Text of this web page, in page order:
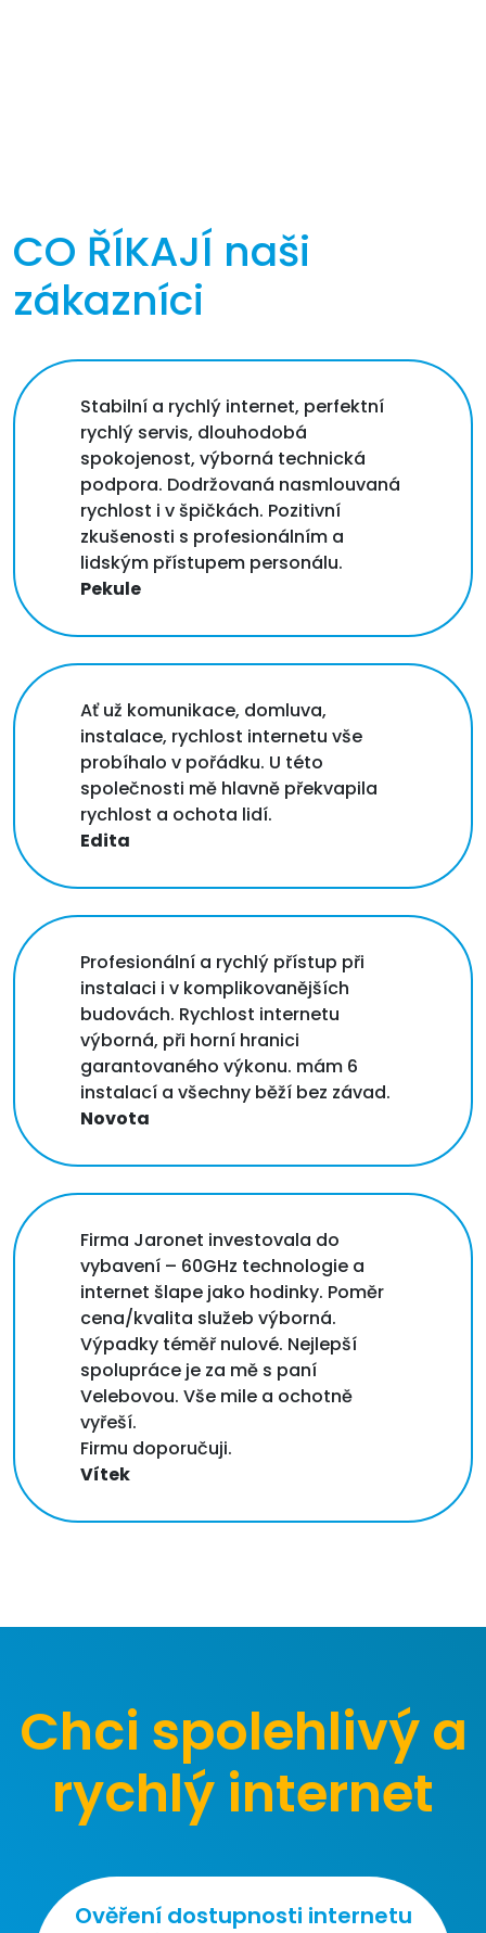
CO ŘÍKAJÍ naši
zákazníci
Stabilní a rychlý internet, perfektní
rychlý servis, dlouhodobá
spokojenost, výborná technická
podpora. Dodržovaná nasmlouvaná
rychlost i v špičkách. Pozitivní
zkušenosti s profesionálním a
lidským přístupem personálu.
Pekule
Ať už komunikace, domluva,
instalace, rychlost internetu vše
probíhalo v pořádku. U této
společnosti mě hlavně překvapila
rychlost a ochota lidí.
Edita
Profesionální a rychlý přístup při
instalaci i v komplikovanějších
budovách. Rychlost internetu
výborná, při horní hranici
garantovaného výkonu. mám 6
instalací a všechny běží bez závad.
Novota
Firma Jaronet investovala do
vybavení – 60GHz technologie a
internet šlape jako hodinky. Poměr
cena/kvalita služeb výborná.
Výpadky téměř nulové. Nejlepší
spolupráce je za mě s paní
Velebovou. Vše mile a ochotně
vyřeší.
Firmu doporučuji.
Vítek
Chci spolehlivý a
rychlý internet
Ověření dostupnosti internetu